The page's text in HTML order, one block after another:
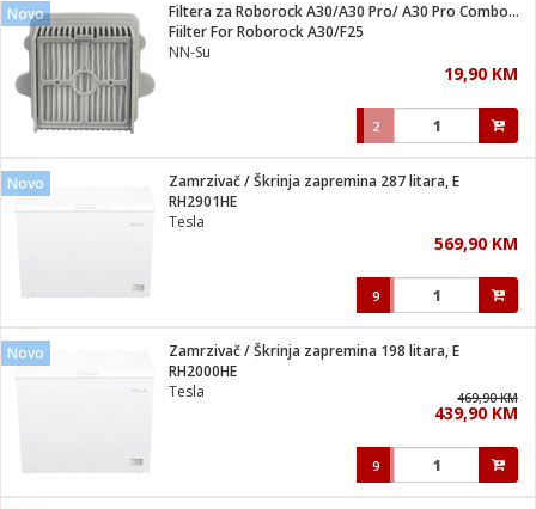
Novo
Filtera za Roborock A30/A30 Pro/ A30 Pro Combo/ F25/F25 ACE
Fiilter For Roborock A30/F25
NN-Su
19,90 KM
2
Novo
Zamrzivač / Škrinja zapremina 287 litara, E
RH2901HE
Tesla
569,90 KM
9
Novo
Zamrzivač / Škrinja zapremina 198 litara, E
RH2000HE
Tesla
469,90 KM
439,90 KM
9